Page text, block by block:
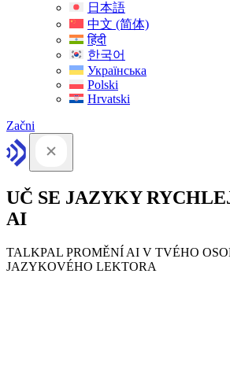
日本語
中文 (简体)
हिंदी
한국어
Українська
Polski
Hrvatski
Začni
UČ SE JAZYKY
AI
TALKPAL PROMĚNÍ AI V TVÉHO
JAZYKOVÉHO LEKTORA